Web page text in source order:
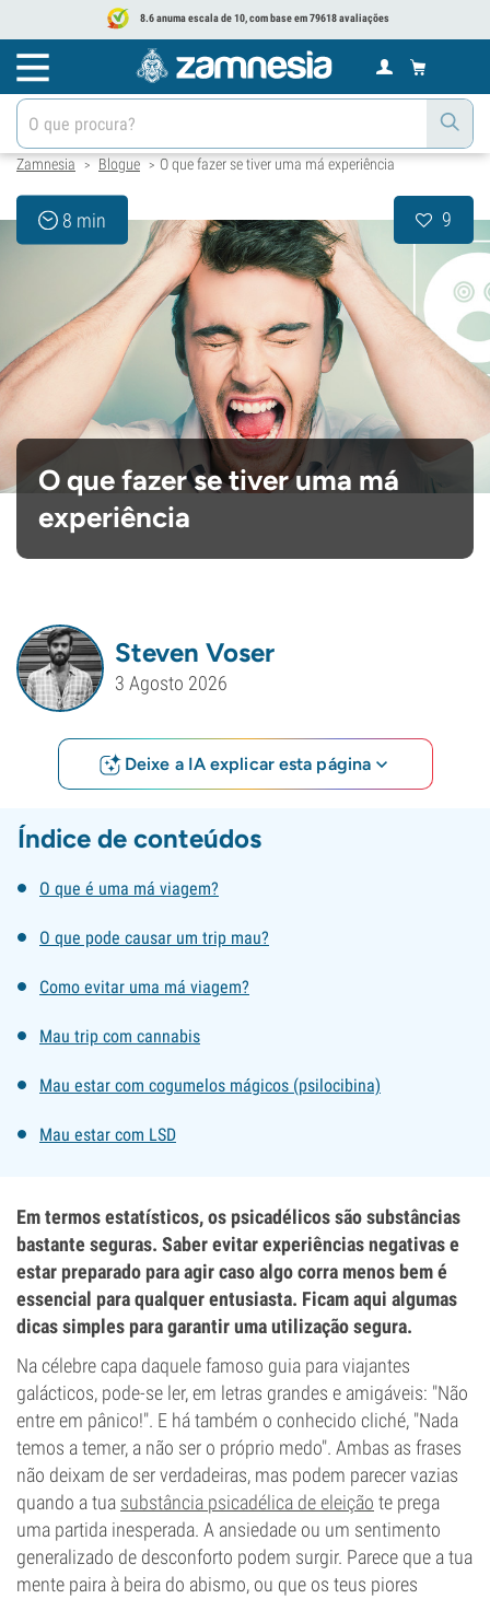
8.6 anuma escala de 10, com base em 79618 avaliações
Zamnesia > Blogue > O que fazer se tiver uma má experiência
8 min 9
O que fazer se tiver uma má
experiência
Steven Voser
3 Agosto 2026
Deixe a IA explicar esta página
Índice de conteúdos
O que é uma má viagem?
O que pode causar um trip mau?
Como evitar uma má viagem?
Mau trip com cannabis
Mau estar com cogumelos mágicos (psilocibina)
Mau estar com LSD
Em termos estatísticos, os psicadélicos são substâncias
bastante seguras. Saber evitar experiências negativas e
estar preparado para agir caso algo corra menos bem é
essencial para qualquer entusiasta. Ficam aqui algumas
dicas simples para garantir uma utilização segura.
Na célebre capa daquele famoso guia para viajantes
galácticos, pode-se ler, em letras grandes e amigáveis: "Não
entre em pânico!". E há também o conhecido cliché, "Nada
temos a temer, a não ser o próprio medo". Ambas as frases
não deixam de ser verdadeiras, mas podem parecer vazias
quando a tua substância psicadélica de eleição te prega
uma partida inesperada. A ansiedade ou um sentimento
generalizado de desconforto podem surgir. Parece que a tua
mente paira à beira do abismo, ou que os teus piores